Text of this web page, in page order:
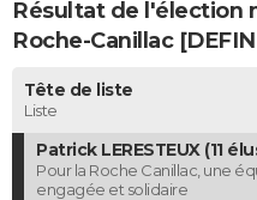
Carte de Noël
Carte Bonne année
Carte Saint-Valentin
Carte Pâques
Carte d'anniversaire
DICTIONNAIRE
Dictionnaire
Biographies
Citations
Expressions
Proverbes
PROGRAMME TV
COPAINS D'AVANT
S'inscrire
Se connecter
Lycées
Collèges
Primaires
Universités
Entreprises
Service militaire
Avis de recherche
AVIS DE DÉCÈS
Résultat de l'élection
Roche-Canillac
Tête de liste
Liste
Patrick LERESTEUX (11
Pour la Roche Canillac, une
engagée et solidaire